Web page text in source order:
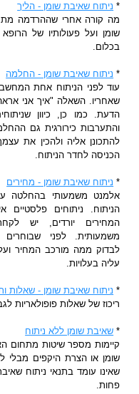
* ניתוח שאיבת שומן - הליך
מה קורה אחרי שההרדמה
שומן ועל פעולותיו של
בכלום.
* ניתוח שאיבת שומן - החלמה
עוד לפני הניתוח אחת
שאחריו. השאלה "איך אני
הדעת. כמו כן, כיוון
והתערבות כירורגית גם
להתכונן אליה ולהכין את
הכניסה לחדר הניתוח.
* ניתוח שאיבת שומן - מחירים
אלמנט משמעותי בהחלטה
הניתוח. ניתוחים פלסטיים
המחירים יורדים, יש
משמעותית. לפני
לבדוק ממה מורכב המחיר
עליה בעלויות.
* ניתוח שאיבת שומן - שאלות
ריכוז של שאלות פופולאריות
* שאיבת שומן ללא ניתוח
קיימות מספר שיטות מתחום
שומן או הצרת היקפים מבלי
שאינו עומד בתנאי ניתוח
פחות.